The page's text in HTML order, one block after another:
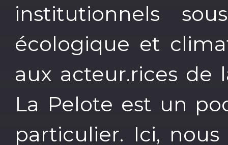
institutionnels
écologique et
aux acteur.rices de
La Pelote est un
particulier. Ici,